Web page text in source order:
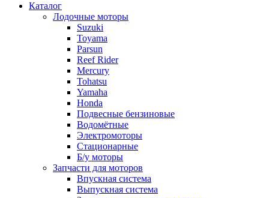
Каталог
Лодочные моторы
Suzuki
Toyama
Parsun
Reef Rider
Mercury
Tohatsu
Yamaha
Honda
Подвесные бензиновые
Водомётные
Электромоторы
Стационарные
Б/у моторы
Запчасти для моторов
Впускная система
Выпускная система